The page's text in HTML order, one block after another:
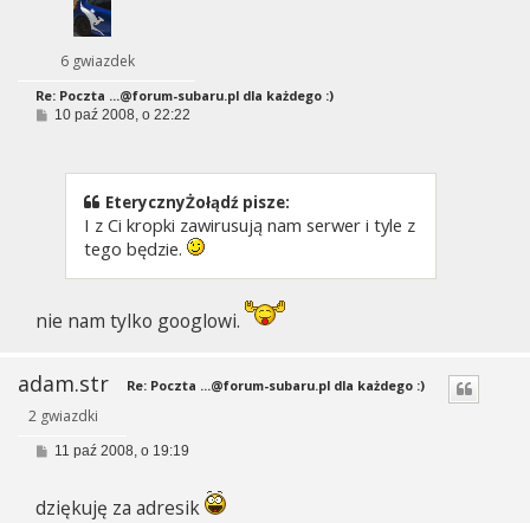
6 gwiazdek
Re: Poczta ...@forum-subaru.pl dla każdego :)
P10 paź 2008, o 22:22
EterycznyŻołądź pisze:
I z Ci kropki zawirusują nam serwer i tyle z
tego będzie.
nie nam tylko googlowi.
adam.str
2 gwiazdki
Re: Poczta ...@forum-subaru.pl dla każdego :)
P11 paź 2008, o 19:19
dziękuję za adresik